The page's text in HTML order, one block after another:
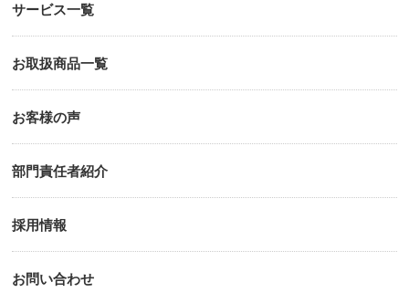
サービス一覧
お取扱商品一覧
お客様の声
部門責任者紹介
採用情報
お問い合わせ